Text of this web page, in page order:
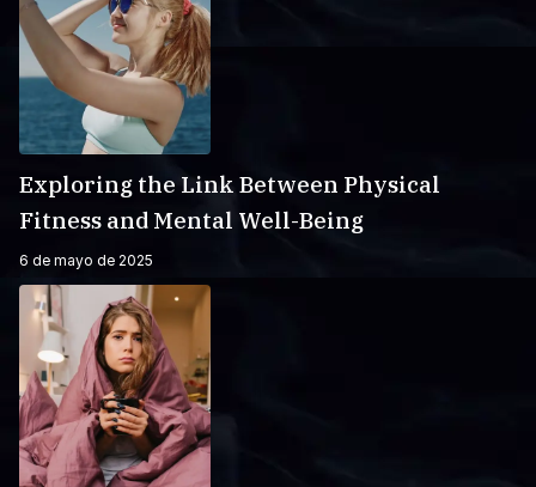
Exploring the Link Between Physical
Fitness and Mental Well-Being
6 de mayo de 2025